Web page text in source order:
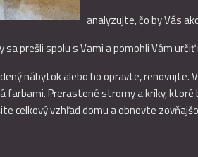
analyzujte, čo by Vás
prešli spolu s Vami a pomohli Vám
nábytok alebo ho opravte, renovujte.
Prerastené stromy a kríky,
celkový vzhľad domu a obnovte